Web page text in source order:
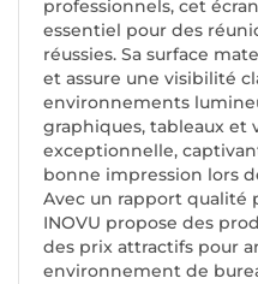
professionnels, cet
essentiel pour des
réussies. Sa surface
et assure une visibilité
environnements
graphiques, tableaux et
exceptionnelle,
bonne impression lors
Avec un rapport qualité
INOVU propose des
des prix attractifs pour
environnement de